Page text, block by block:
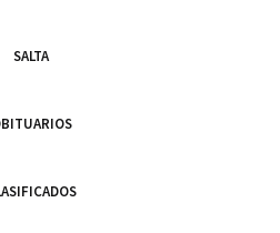
SALTA